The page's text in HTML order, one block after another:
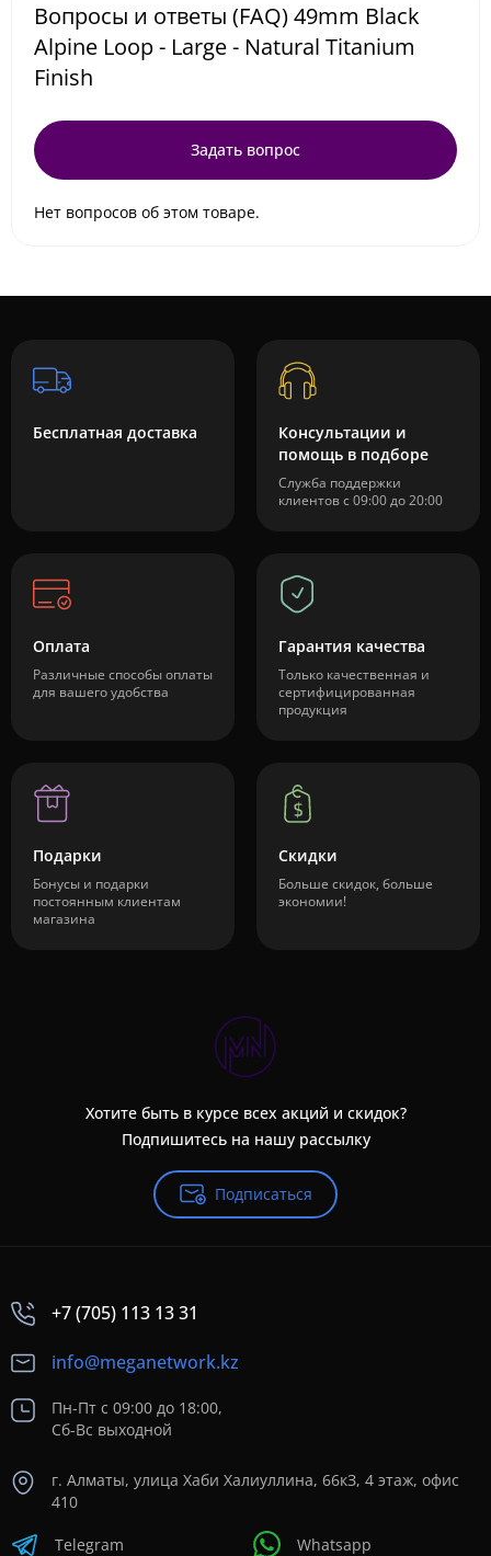
Вопросы и ответы (FAQ) 49mm Black
Alpine Loop - Large - Natural Titanium
Finish
Задать вопрос
Нет вопросов об этом товаре.
Бесплатная доставка
Консультации и
помощь в подборе
Служба поддержки
клиентов с 09:00 до 20:00
Оплата
Различные способы оплаты
для вашего удобства
Гарантия качества
Только качественная и
сертифицированная
продукция
Подарки
Бонусы и подарки
постоянным клиентам
магазина
Скидки
Больше скидок, больше
экономии!
Хотите быть в курсе всех акций и скидок?
Подпишитесь на нашу рассылку
Подписаться
+7 (705) 113 13 31
info@meganetwork.kz
Пн-Пт с 09:00 до 18:00,
Сб-Вс выходной
г. Алматы, улица Хаби Халиуллина, 66кЗ, 4 этаж, офис
410
Telegram Whatsapp